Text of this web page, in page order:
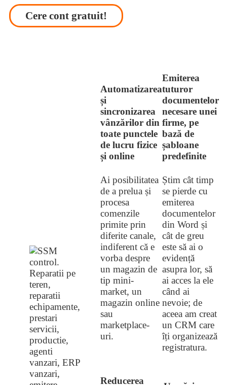
Cere cont gratuit!
Automatizarea
și
sincronizarea
vânzărilor din
toate punctele
de lucru fizice
și online
Ai posibilitatea
de a prelua și
procesa
comenzile
primite prin
diferite canale,
indiferent că e
vorba despre
un magazin de
tip mini-
market, un
magazin online
sau
marketplace-
uri.
Emiterea
tuturor
documentelor
necesare unei
firme, pe
bază de
șabloane
predefinite
Știm cât timp
se pierde cu
emiterea
documentelor
din Word și
cât de greu
este să ai o
evidență
asupra lor, să
ai acces la ele
când ai
nevoie; de
aceea am creat
un CRM care
îți organizează
registratura.
Reducerea